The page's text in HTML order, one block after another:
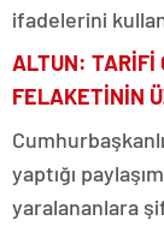
ifadelerini
ALTUN: TARİFİ
FELAKETİNİN
yaptığı
yaralananlara